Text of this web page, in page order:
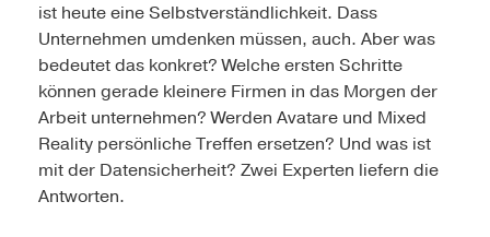
ist heute eine Selbstverständlichkeit. Dass
Unternehmen umdenken müssen, auch. Aber was
bedeutet das konkret? Welche ersten Schritte
können gerade kleinere Firmen in das Morgen der
Arbeit unternehmen? Werden Avatare und Mixed
Reality persönliche Treffen ersetzen? Und was ist
mit der Datensicherheit? Zwei Experten liefern die
Antworten.